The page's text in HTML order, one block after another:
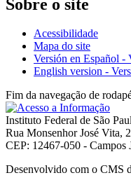
Sobre o site
Acessibilidade
Mapa do site
Versión en Español -
English version -
Fim da navegação de
Instituto Federal de São
Rua Monsenhor José Vita,
CEP: 12467-050 - Campos
Desenvolvido com o CMS